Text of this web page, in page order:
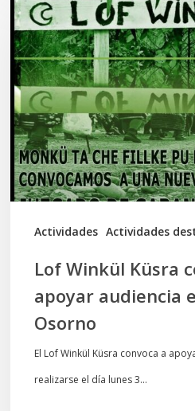
Actividades Actividades
Winkül
Küsra
convoca
a
apoyar
audiencia
en
Juzgado
Lof Winkül Küsra
apoyar audiencia
Osorno
El Lof Winkül Küsra convoca a
realizarse el día lunes 3…